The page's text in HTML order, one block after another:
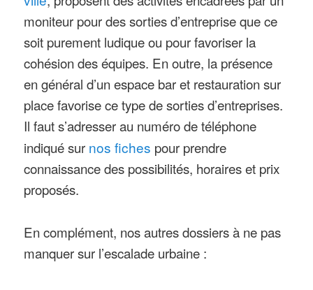
moniteur pour des sorties d’entreprise que ce
soit purement ludique ou pour favoriser la
cohésion des équipes. En outre, la présence
en général d’un espace bar et restauration sur
place favorise ce type de sorties d’entreprises.
Il faut s’adresser au numéro de téléphone
indiqué sur nos fiches pour prendre
connaissance des possibilités, horaires et prix
proposés.
En complément, nos autres dossiers à ne pas
manquer sur l’escalade urbaine :